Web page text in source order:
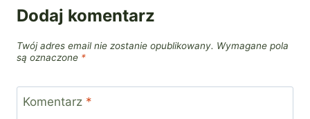
Dodaj komentarz
Twój adres email nie zostanie opublikowany. Wymagane pola
są oznaczone *
Komentarz *